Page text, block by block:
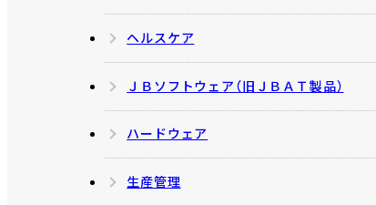
ヘルスケア
ＪＢソフトウェア（旧ＪＢＡＴ製品）
ハードウェア
生産管理